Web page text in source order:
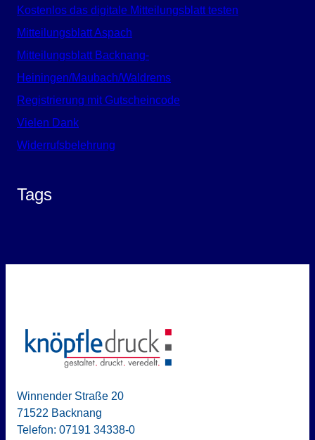
Kostenlos das digitale Mitteilungsblatt testen
Mitteilungsblatt Aspach
Mitteilungsblatt Backnang-
Heiningen/Maubach/Waldrems
Registrierung mit Gutscheincode
Vielen Dank
Widerrufsbelehrung
Tags
Winnender Straße 20
71522 Backnang
Telefon: 07191 34338-0